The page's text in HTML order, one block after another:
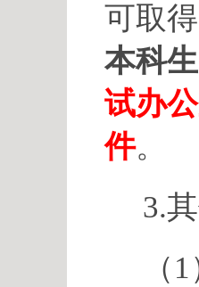
可取
本科生
试办
件。
3.
（